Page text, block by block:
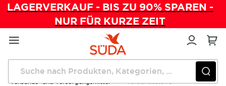
LAGERVERKAUF - BIS ZU 90% SPAREN -
NUR FÜR KURZE ZEIT
Direkt
zum
Inhalt
Startseite
Wundversorgung
Verbands- und Versorgungsmittel
Verbandsstoffe